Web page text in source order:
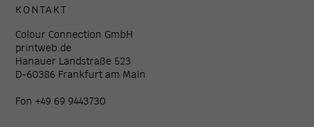
KONTAKT
Colour Connection GmbH
printweb.de
Hanauer Landstraße 523
D-60386 Frankfurt am Main
Fon +49 69 9443730